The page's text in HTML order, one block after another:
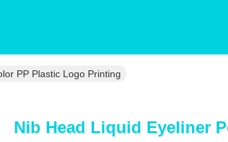
PP Plastic Logo Printing
Nib Head Liquid Eyeliner